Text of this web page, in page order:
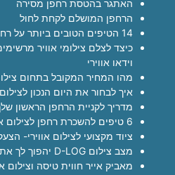
האתגר בהטסת רחפן מסירה
הרחפן המושלם לקחת לחול
14 הטיפים הטובים ביותר על רחפנים מקצועיים וצילומי רחפן
כיצד לצלם צילומי אוויר
וידאו אווירי
מהו המחיר המקובל בתחום צילומי
איך לבחור את היום הנכון לצילום
מדריך לקניית הרחפן הראשון
6 טיפים להשכרת רחפן לצילום אווירי
ציוד מקצועי לצילום אווירי-
מצב צילום D-LOG יהפוך לך את הצילומים למרשימים יותר
מאביק אייר חווית טיסה וצילום